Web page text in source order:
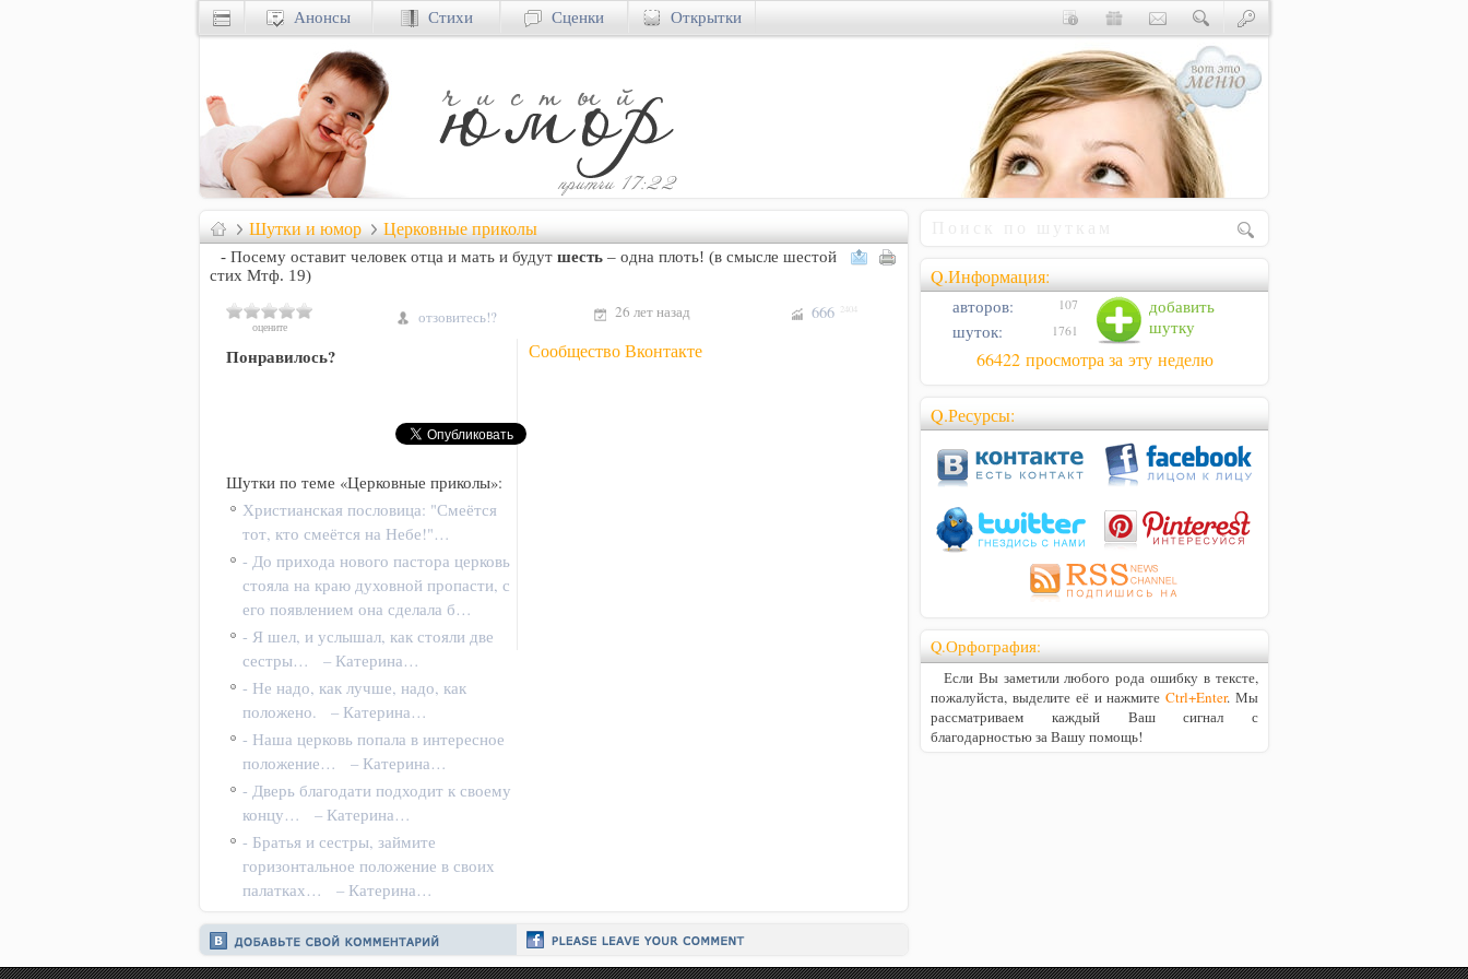
Шутки и юмор Церковные приколы
- Посему оставит человек отца и мать и будут шесть – одна плоть! (в смысле шестой
стих Мтф. 19)
оцените отзовитесь!? 26 лет назад 666 2404
Сообщество Вконтакте
Понравилось?
Шутки по теме «Церковные приколы»:
Христианская пословица: "Смеётся
тот, кто смеётся на Небе!"…
- До прихода нового пастора церковь
стояла на краю духовной пропасти, с
его появлением она сделала б…
- Я шел, и услышал, как стояли две
сестры… – Катерина…
- Не надо, как лучше, надо, как
положено. – Катерина…
- Наша церковь попала в интересное
положение… – Катерина…
- Дверь благодати подходит к своему
концу… – Катерина…
- Братья и сестры, займите
горизонтальное положение в своих
палатках… – Катерина…
Q.Информация:
добавить
шутку
авторов: 107
шуток: 1761
66422 просмотра за эту неделю
Q.Ресурсы:
Q.Орфография:
Если Вы заметили любого рода ошибку в тексте,
пожалуйста, выделите её и нажмитеCtrl+Enter. Мы
рассматриваем каждый Ваш сигнал с
благодарностью за Вашу помощь!
Анонсы Стихи Сценки Открытки